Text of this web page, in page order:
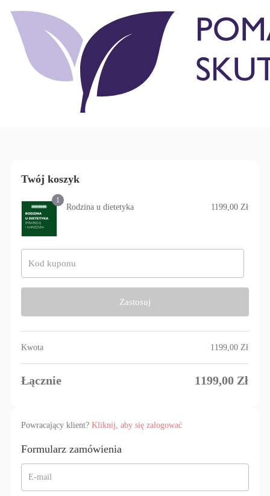
Twój koszyk
1
Rodzina u dietetyka 1199,00 Zł
Kod kuponu
Zastosuj
Kwota 1199,00 Zł
Łącznie 1199,00 Zł
Powracający klient?Kliknij, aby się zalogować
Formularz zamówienia
E-mail